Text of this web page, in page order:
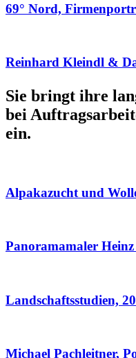
69° Nord,
Reinhard Kleindl &
Sie bringt ihre
bei
ein.
Alpakazucht und
Panoramamaler
Landschaftsstudien,
Michael Pachleitner,